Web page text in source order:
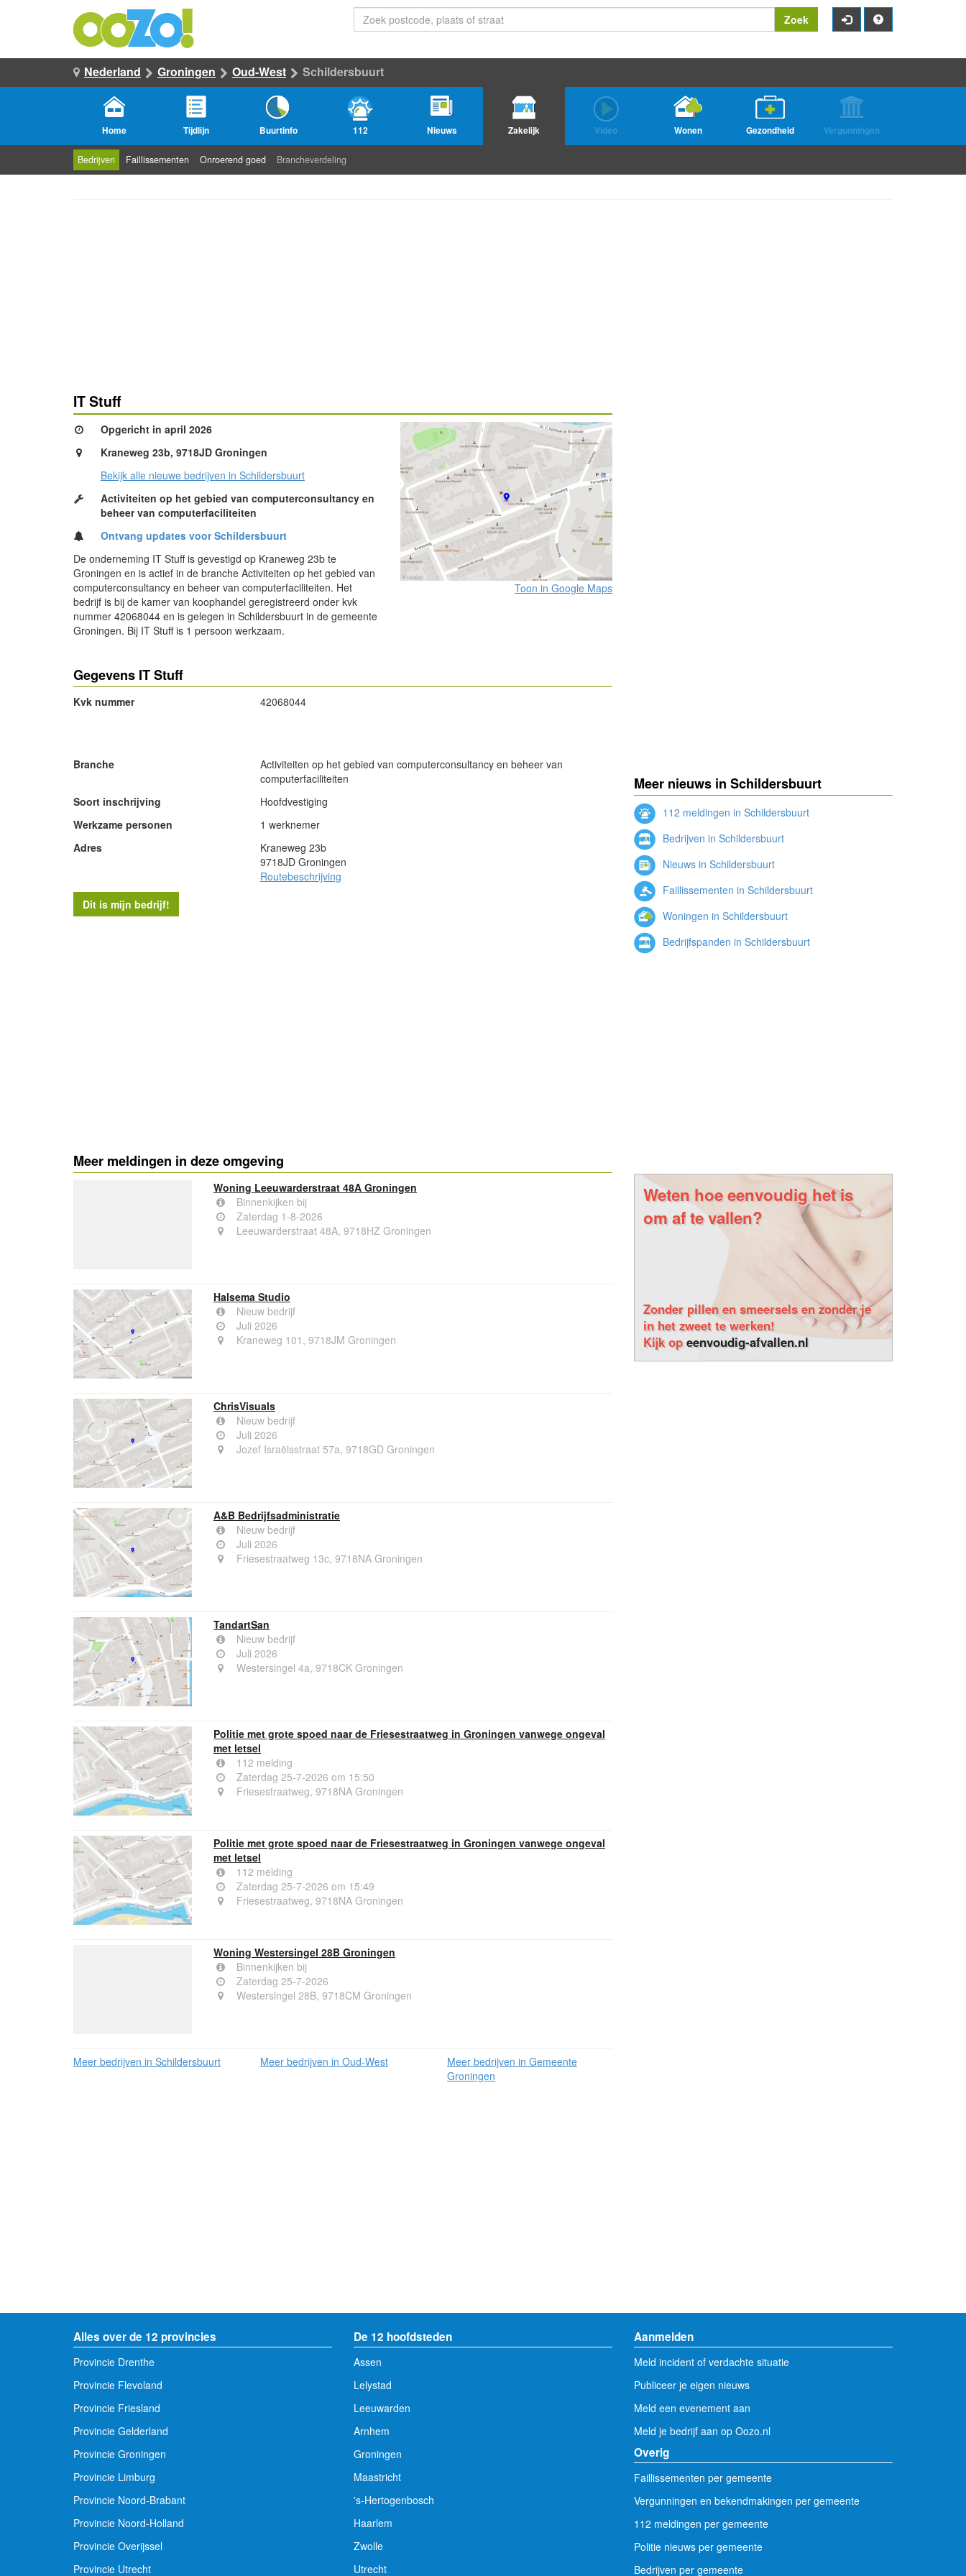
Zoek
Nederland Groningen Oud-West Schildersbuurt
Home Tijdlijn Buurtinfo 112 Nieuws Zakelijk Video Wonen Gezondheid Vergunningen
Bedrijven Faillissementen Onroerend goed Brancheverdeling
IT Stuff
Opgericht in april 2026
Kraneweg 23b, 9718JD Groningen
Bekijk alle nieuwe bedrijven in Schildersbuurt
Activiteiten op het gebied van computerconsultancy en
beheer van computerfaciliteiten
Ontvang updates voor Schildersbuurt
De onderneming IT Stuff is gevestigd op Kraneweg 23b te
Groningen en is actief in de branche Activiteiten op het gebied van
computerconsultancy en beheer van computerfaciliteiten. Het
bedrijf is bij de kamer van koophandel geregistreerd onder kvk
nummer 42068044 en is gelegen in Schildersbuurt in de gemeente
Groningen. Bij IT Stuff is 1 persoon werkzaam.
Toon in Google Maps
Gegevens IT Stuff
Kvk nummer 42068044
Branche
Activiteiten op het gebied van computerconsultancy en beheer van
computerfaciliteiten
Soort inschrijving
Hoofdvestiging
Werkzame personen
1 werknemer
Adres
Kraneweg 23b
9718JD Groningen
Routebeschrijving
Meer meldingen in deze omgeving
Woning Leeuwarderstraat 48A Groningen
Binnenkijken bij
Zaterdag 1-8-2026
Leeuwarderstraat 48A, 9718HZ Groningen
Halsema Studio
Nieuw bedrijf
Juli 2026
Kraneweg 101, 9718JM Groningen
ChrisVisuals
Nieuw bedrijf
Juli 2026
Jozef Israëlsstraat 57a, 9718GD Groningen
A&B Bedrijfsadministratie
Nieuw bedrijf
Juli 2026
Friesestraatweg 13c, 9718NA Groningen
TandartSan
Nieuw bedrijf
Juli 2026
Westersingel 4a, 9718CK Groningen
Politie met grote spoed naar de Friesestraatweg in Groningen vanwege ongeval
met letsel
112 melding
Zaterdag 25-7-2026 om 15:50
Friesestraatweg, 9718NA Groningen
Politie met grote spoed naar de Friesestraatweg in Groningen vanwege ongeval
met letsel
112 melding
Zaterdag 25-7-2026 om 15:49
Friesestraatweg, 9718NA Groningen
Woning Westersingel 28B Groningen
Binnenkijken bij
Zaterdag 25-7-2026
Westersingel 28B, 9718CM Groningen
Meer bedrijven in Schildersbuurt Meer bedrijven in Oud-West
Meer bedrijven in Gemeente
Groningen
Meer nieuws in Schildersbuurt
112 meldingen in Schildersbuurt
Bedrijven in Schildersbuurt
Nieuws in Schildersbuurt
Faillissementen in Schildersbuurt
Woningen in Schildersbuurt
Bedrijfspanden in Schildersbuurt
Weten hoe eenvoudig het is
om af te vallen?
Zonder pillen en smeersels en zonder je
in het zweet te werken!
Kijk opeenvoudig-afvallen.nl
Alles over de 12 provincies
Provincie Drenthe
Provincie Flevoland
Provincie Friesland
Provincie Gelderland
Provincie Groningen
Provincie Limburg
Provincie Noord-Brabant
Provincie Noord-Holland
Provincie Overijssel
Provincie Utrecht
De 12 hoofdsteden
Assen
Lelystad
Leeuwarden
Arnhem
Groningen
Maastricht
's-Hertogenbosch
Haarlem
Zwolle
Utrecht
Aanmelden
Meld incident of verdachte situatie
Publiceer je eigen nieuws
Meld een evenement aan
Meld je bedrijf aan op Oozo.nl
Overig
Faillissementen per gemeente
Vergunningen en bekendmakingen per gemeente
112 meldingen per gemeente
Politie nieuws per gemeente
Bedrijven per gemeente